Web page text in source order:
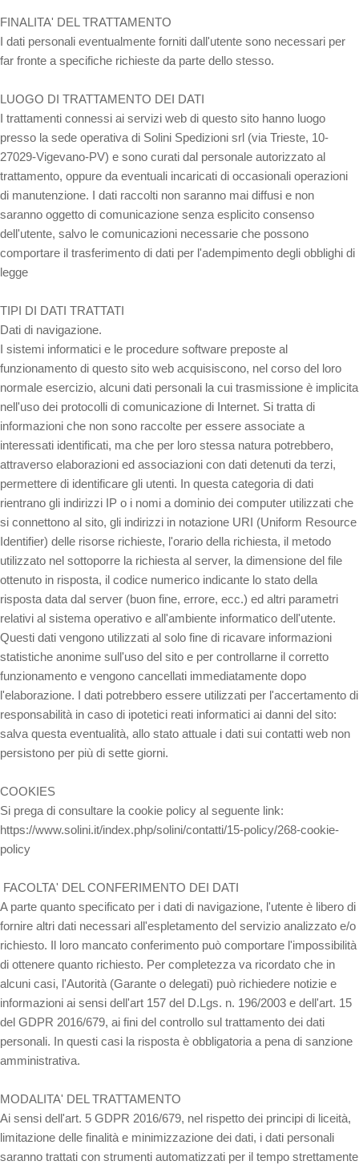
FINALITA' DEL TRATTAMENTO
I dati personali eventualmente forniti dall'utente sono necessari per
far fronte a specifiche richieste da parte dello stesso.
LUOGO DI TRATTAMENTO DEI DATI
I trattamenti connessi ai servizi web di questo sito hanno luogo
presso la sede operativa di Solini Spedizioni srl (via Trieste, 10-
27029-Vigevano-PV) e sono curati dal personale autorizzato al
trattamento, oppure da eventuali incaricati di occasionali operazioni
di manutenzione. I dati raccolti non saranno mai diffusi e non
saranno oggetto di comunicazione senza esplicito consenso
dell'utente, salvo le comunicazioni necessarie che possono
comportare il trasferimento di dati per l'adempimento degli obblighi di
legge
TIPI DI DATI TRATTATI
Dati di navigazione.
I sistemi informatici e le procedure software preposte al
funzionamento di questo sito web acquisiscono, nel corso del loro
normale esercizio, alcuni dati personali la cui trasmissione è implicita
nell'uso dei protocolli di comunicazione di Internet. Si tratta di
informazioni che non sono raccolte per essere associate a
interessati identificati, ma che per loro stessa natura potrebbero,
attraverso elaborazioni ed associazioni con dati detenuti da terzi,
permettere di identificare gli utenti. In questa categoria di dati
rientrano gli indirizzi IP o i nomi a dominio dei computer utilizzati che
si connettono al sito, gli indirizzi in notazione URI (Uniform Resource
Identifier) delle risorse richieste, l'orario della richiesta, il metodo
utilizzato nel sottoporre la richiesta al server, la dimensione del file
ottenuto in risposta, il codice numerico indicante lo stato della
risposta data dal server (buon fine, errore, ecc.) ed altri parametri
relativi al sistema operativo e all'ambiente informatico dell'utente.
Questi dati vengono utilizzati al solo fine di ricavare informazioni
statistiche anonime sull'uso del sito e per controllarne il corretto
funzionamento e vengono cancellati immediatamente dopo
l'elaborazione. I dati potrebbero essere utilizzati per l'accertamento di
responsabilità in caso di ipotetici reati informatici ai danni del sito:
salva questa eventualità, allo stato attuale i dati sui contatti web non
persistono per più di sette giorni.
COOKIES
Si prega di consultare la cookie policy al seguente link:
https://www.solini.it/index.php/solini/contatti/15-policy/268-cookie-
policy
FACOLTA' DEL CONFERIMENTO DEI DATI
A parte quanto specificato per i dati di navigazione, l'utente è libero di
fornire altri dati necessari all'espletamento del servizio analizzato e/o
richiesto. Il loro mancato conferimento può comportare l'impossibilità
di ottenere quanto richiesto. Per completezza va ricordato che in
alcuni casi, l'Autorità (Garante o delegati) può richiedere notizie e
informazioni ai sensi dell'art 157 del D.Lgs. n. 196/2003 e dell'art. 15
del GDPR 2016/679, ai fini del controllo sul trattamento dei dati
personali. In questi casi la risposta è obbligatoria a pena di sanzione
amministrativa.
MODALITA' DEL TRATTAMENTO
Ai sensi dell'art. 5 GDPR 2016/679, nel rispetto dei principi di liceità,
limitazione delle finalità e minimizzazione dei dati, i dati personali
saranno trattati con strumenti automatizzati per il tempo strettamente